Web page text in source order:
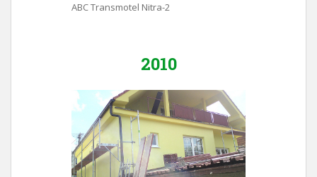
ABC Transmotel Nitra-2
2010